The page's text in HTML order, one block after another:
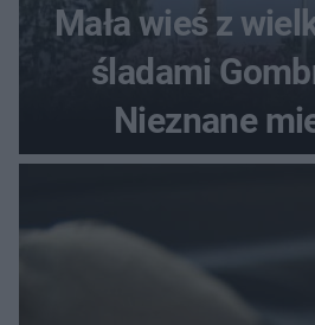
Mała wieś z
śladami
Nieznane